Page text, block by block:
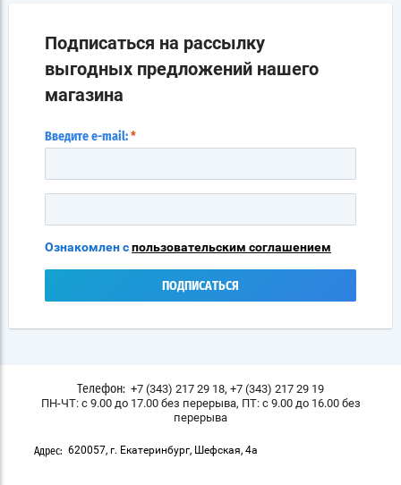
Подписаться на рассылку
выгодных предложений нашего
магазина
Введите e-mail: *
Ознакомлен спользовательским соглашением
ПОДПИСАТЬСЯ
Телефон: +7 (343) 217 29 18, +7 (343) 217 29 19
ПН-ЧТ: с 9.00 до 17.00 без перерыва, ПТ: с 9.00 до 16.00 без
перерыва
Адрес: 620057, г. Екатеринбург, Шефская, 4а